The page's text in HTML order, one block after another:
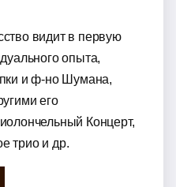
видит в первую
опыта,
и ф-но Шумана,
его
Концерт,
трио и др.